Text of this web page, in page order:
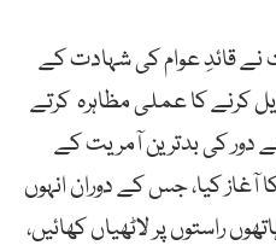
نے قائدِ عوام کی شہادت کے
کرنے کا عملی مظاہرہ کرتے
دور کی بدترین آمریت کے
کیا، جس کے دوران انہوں
راستوں پر لاٹھیاں کھائیں،